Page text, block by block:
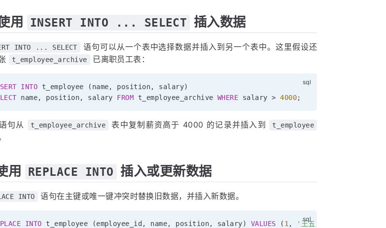
用 INSERT INTO ... SELECT 插入数据
INTO ... SELECT
语句可以从一个表中选择数据并插入到另一个表中。这里假设还
t_employee_archive 已离职员工表：
INTO t_employee ( name, position, salary)
name, position, salary FROM t_employee_archive WHERE salary > 4000;
句从 t_employee_archive 表中复制薪资高于 4000 的记录并插入到 t_employee
用 REPLACE INTO 插入或更新数据
INTO 语句在主键或唯一键冲突时替换旧数据，并插入新数据。
INTO t_employee (employee_id , name, position, salary) VALUES ( 1 , '王五'